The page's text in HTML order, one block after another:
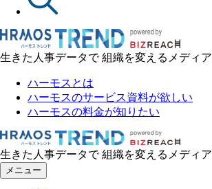
生きた人事データで 組織を変えるメディア
ハーモスとは
ハーモスのサービス資料が欲しい
ハーモスの料金が知りたい
生きた人事データで 組織を変えるメディア
メニュー